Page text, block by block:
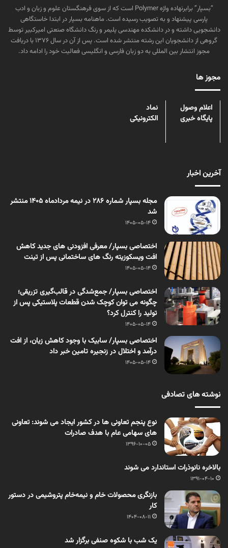
“بسپار” برابرنهاده واژه Polymer است که از سوی فرهنگستان علوم و زبان و ادب
پارسی پیشنهاد و به تصویب رسیده است. ماهنامه بسپار در ابتدا خاستگاهی
دانشجویی داشته و در دانشکده مهندسی پلیمر و رنگ دانشگاه صنعتی امیرکبیر توسط
گروهی از دانشجویان این رشته منتشر شده است. پس از آن در سال ۱۳۷۶ با دریافت
مجوز انتشار بین المللی به دو زبان فارسی و انگلیسی فعالیت خود را ادامه داد.
مجوز ها
اعلام وصول
پایگاه خبری
نماد
الکترونیکی
آخرین اخبار
مجله بسپار شماره 286 در نیمه مردادماه 1405 منتشر
شد
1405-05-14
اختصاصی بسپار/ معرفی افزودنی های جدید کاهش
افت ویسکوزیته رنگ های ساختمانی پس از تینت
1405-05-14
اختصاصی بسپار/ جمع‌شدگی در قالب‌گیری تزریقی؛
چگونه می توان کوچک شدن قطعات پلاستیکی پس از
تولید را کنترل کرد؟
1405-05-14
اختصاصی بسپار/ سابیک با وجود کاهش زیان، از افت
درآمد و اختلال در زنجیره تامین خبر داد
1405-05-14
نوشته های تصادفی
نوع پنجم تعاونی ها در کشور ایجاد می شوند: تعاونی
های سهامی عام با هدف صادرات
1396-10-05
بالاخره نانوذرات استاندارد می شوند
1391-04-10
بازنگری محصولات خام و نیمه‌خام پتروشیمی در دستور
کار
1404-08-11
یک شب با شکوه صنفی برگزار شد